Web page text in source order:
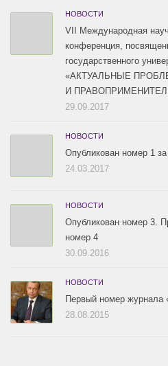
НОВОСТИ
VII Международная
конференция,
государственного
«АКТУАЛЬНЫЕ
И
29.09.2017
НОВОСТИ
Опубликован номер 1
24.03.2017
НОВОСТИ
Опубликован номер 3.
номер 4
30.09.2016
НОВОСТИ
Первый номер журнала
28.08.2015